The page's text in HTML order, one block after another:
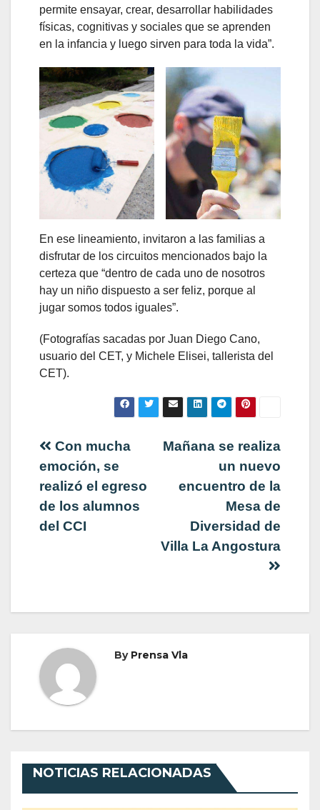
permite ensayar, crear, desarrollar habilidades
físicas, cognitivas y sociales que se aprenden
en la infancia y luego sirven para toda la vida”.
En ese lineamiento, invitaron a las familias a
disfrutar de los circuitos mencionados bajo la
certeza que “dentro de cada uno de nosotros
hay un niño dispuesto a ser feliz, porque al
jugar somos todos iguales”.
(Fotografías sacadas por Juan Diego Cano,
usuario del CET, y Michele Elisei, tallerista del
CET).
Navegación
de
entradas
Mañana se realiza
un nuevo
encuentro de la
Mesa de
Diversidad de
Villa La Angostura
Con mucha
emoción, se
realizó el egreso
de los alumnos
del CCI
By Prensa Vla
NOTICIAS RELACIONADAS